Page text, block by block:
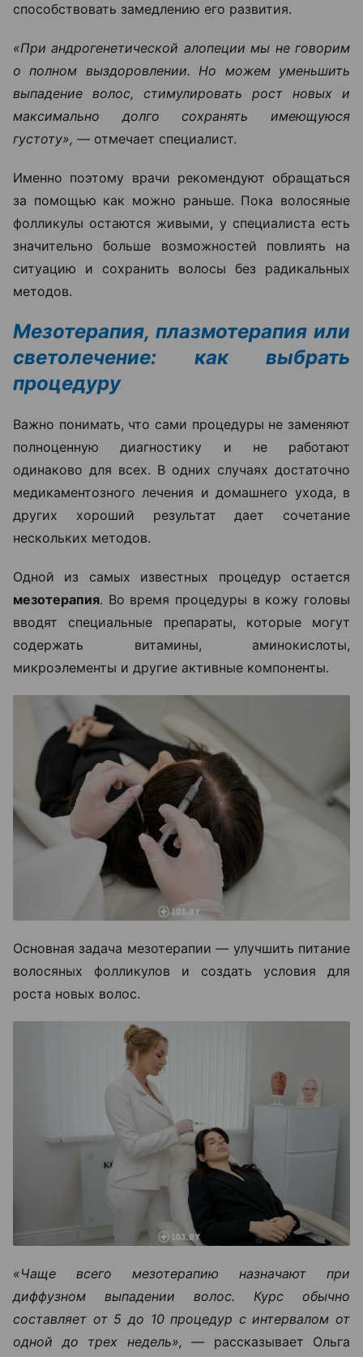
способствовать замедлению его развития.
«При андрогенетической алопеции мы не говорим
о полном выздоровлении. Но можем уменьшить
выпадение волос, стимулировать рост новых и
максимально долго сохранять имеющуюся
густоту», — отмечает специалист.
Именно поэтому врачи рекомендуют обращаться
за помощью как можно раньше. Пока волосяные
фолликулы остаются живыми, у специалиста есть
значительно больше возможностей повлиять на
ситуацию и сохранить волосы без радикальных
методов.
Мезотерапия, плазмотерапия или
светолечение: как выбрать
процедуру
Важно понимать, что сами процедуры не заменяют
полноценную диагностику и не работают
одинаково для всех. В одних случаях достаточно
медикаментозного лечения и домашнего ухода, в
других хороший результат дает сочетание
нескольких методов.
Одной из самых известных процедур остается
мезотерапия. Во время процедуры в кожу головы
вводят специальные препараты, которые могут
содержать витамины, аминокислоты,
микроэлементы и другие активные компоненты.
Основная задача мезотерапии — улучшить питание
волосяных фолликулов и создать условия для
роста новых волос.
«Чаще всего мезотерапию назначают при
диффузном выпадении волос. Курс обычно
составляет от 5 до 10 процедур с интервалом от
одной до трех недель», — рассказывает Ольга